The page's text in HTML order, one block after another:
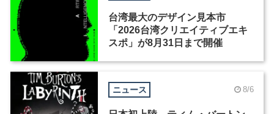
台湾最大のデザイン見本市
「2026台湾クリエイティブエキ
スポ」が8月31日まで開催
ニュース 8/6